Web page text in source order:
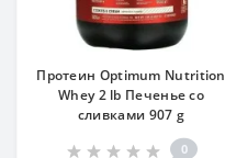
Протеин Optimum Nutrition
Whey 2 lb Печенье со
сливками 907 g
0